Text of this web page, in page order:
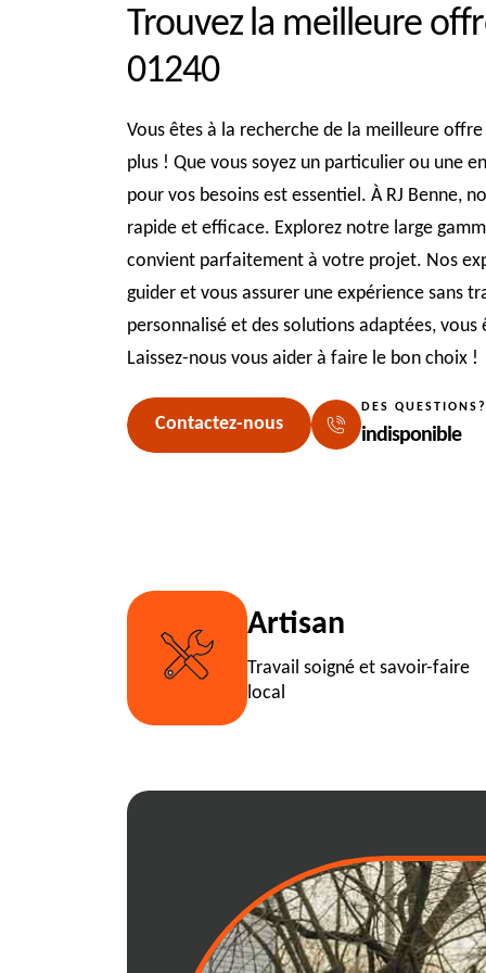
Trouvez la meilleure
01240
Vous êtes à la recherche de la meilleure
plus ! Que vous soyez un particulier ou une
pour vos besoins est essentiel. À RJ Benne,
rapide et efficace. Explorez notre large
convient parfaitement à votre projet. Nos
guider et vous assurer une expérience sans
personnalisé et des solutions adaptées,
Laissez-nous vous aider à faire le bon choix !
Contactez-nous
DES QUESTIONS?
indisponible
Artisan
Travail soigné et savoir-faire
local
{city}:
déchets grâce